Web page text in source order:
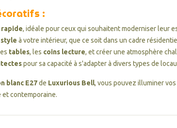
:
, idéale pour ceux qui souhaitent moderniser leur
style à votre intérieur, que ce soit dans un cadre
tables, les coins lecture, et créer une atmosphère
pour sa capacité à s'adapter à divers types de
blanc E27de Luxurious Bell, vous pouvez illuminer
et contemporaine.